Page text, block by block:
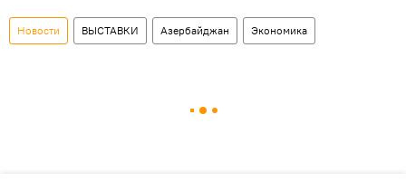
Новости ВЫСТАВКИ Азербайджан Экономика